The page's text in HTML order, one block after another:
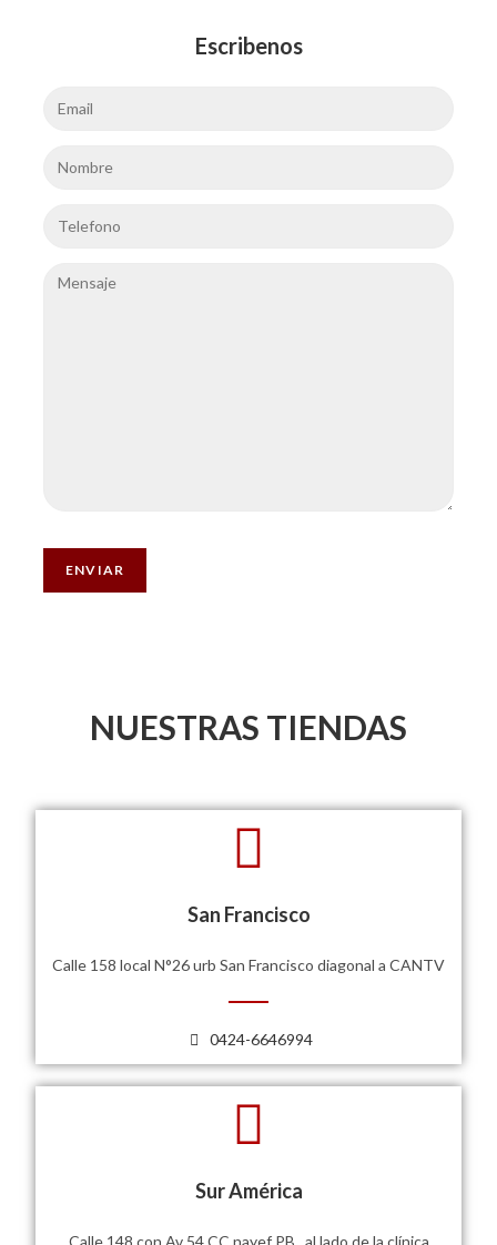
Escribenos
NUESTRAS TIENDAS
San Francisco
Calle 158 local N°26 urb San Francisco diagonal a CANTV
0424-6646994
Sur América
Calle 148 con Av 54 CC nayef PB , al lado de la clínica